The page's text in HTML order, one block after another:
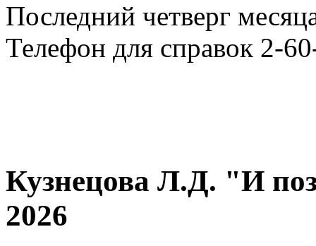
Последний четверг
Телефон для справок 2-
Кузнецова Л.Д. "И
2026